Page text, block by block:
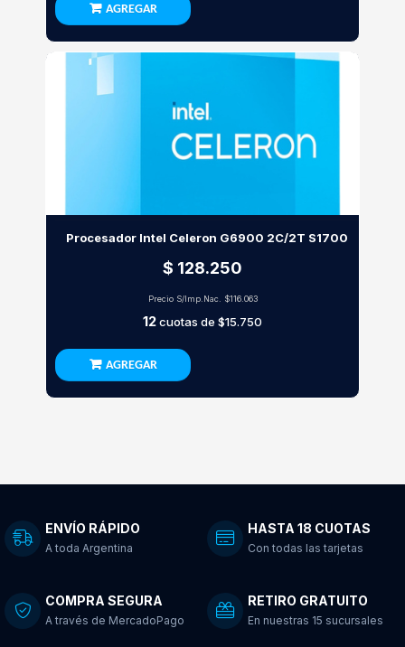
AGREGAR
Procesador Intel Celeron G6900 2C/2T S1700
$ 128.250
Precio S/Imp.Nac. $116.063
12cuotas de $15.750
AGREGAR
ENVÍO RÁPIDO
A toda Argentina
HASTA 18 CUOTAS
Con todas las tarjetas
COMPRA SEGURA
A través de MercadoPago
RETIRO GRATUITO
En nuestras 15 sucursales